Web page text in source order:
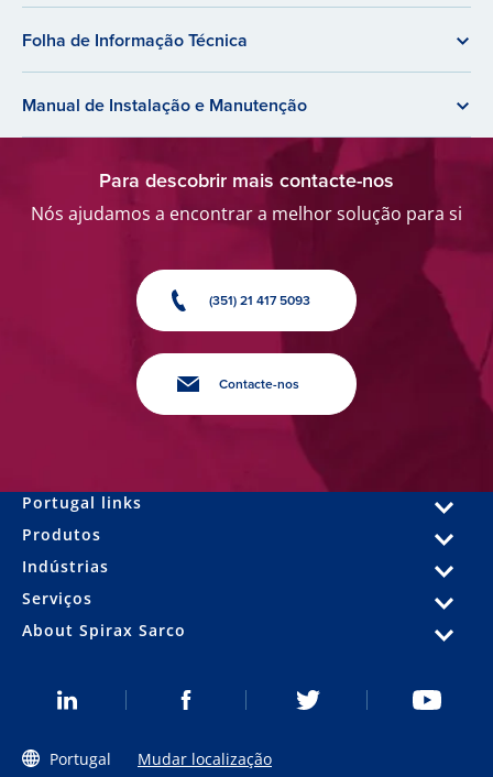
Folha de Informação Técnica
Manual de Instalação e Manutenção
Para descobrir mais contacte-nos
Nós ajudamos a encontrar a melhor solução para si
(351) 21 417 5093
Contacte-nos
Portugal links
Produtos
Indústrias
Serviços
About Spirax Sarco
Portugal Mudar localização